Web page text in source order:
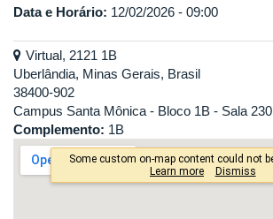
Data e Horário: 12/02/2026 - 09:00
Virtual, 2121 1B
Uberlândia, Minas Gerais, Brasil
38400-902
Campus Santa Mônica - Bloco 1B - Sala 230
Complemento: 1B